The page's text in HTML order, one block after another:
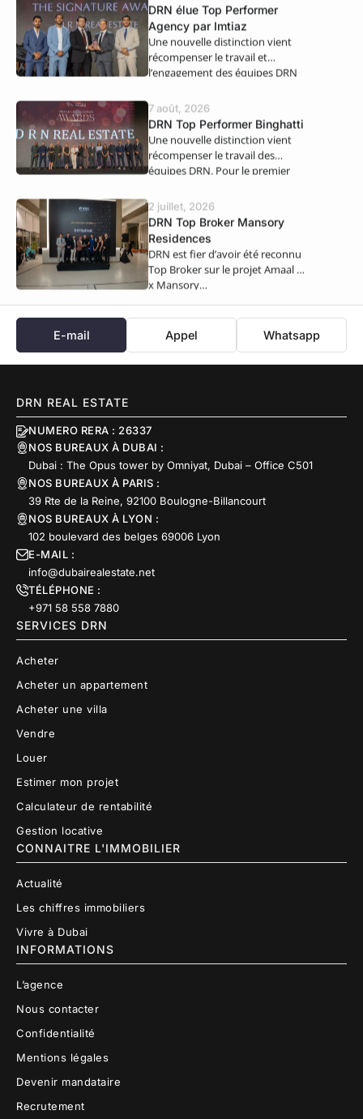
DRN élue Top Performer
Agency par Imtiaz
Une nouvelle distinction vient
récompenser le travail et
l’engagement des équipes DRN
7 août, 2026
DRN Top Performer Binghatti
Une nouvelle distinction vient
récompenser le travail des
équipes DRN. Pour le premier
2 juillet, 2026
DRN Top Broker Mansory
Residences
DRN est fier d’avoir été reconnu
Top Broker sur le projet Amaal 8
x Mansory…
E-mail Appel Whatsapp
DRN REAL ESTATE
NUMERO RERA : 26337
NOS BUREAUX À DUBAI :
Dubai : The Opus tower by Omniyat, Dubai – Office C501
NOS BUREAUX À PARIS :
39 Rte de la Reine, 92100 Boulogne-Billancourt
NOS BUREAUX À LYON :
102 boulevard des belges 69006 Lyon
E-MAIL :
info@dubairealestate.net
TÉLÉPHONE :
+971 58 558 7880
SERVICES DRN
Acheter
Acheter un appartement
Acheter une villa
Vendre
Louer
Estimer mon projet
Calculateur de rentabilité
Gestion locative
CONNAITRE L'IMMOBILIER
Actualité
Les chiffres immobiliers
Vivre à Dubai
INFORMATIONS
L’agence
Nous contacter
Confidentialité
Mentions légales
Devenir mandataire
Recrutement